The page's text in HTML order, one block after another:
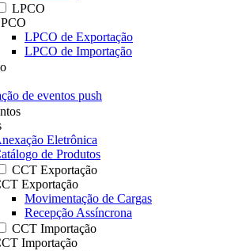
LPCO
LPCO de Exportação
LPCO de Importação
de eventos push
Eletrônica
de Produtos
CCT Exportação
Exportação
Movimentação de Cargas
Recepção Assíncrona
CCT Importação
Importação